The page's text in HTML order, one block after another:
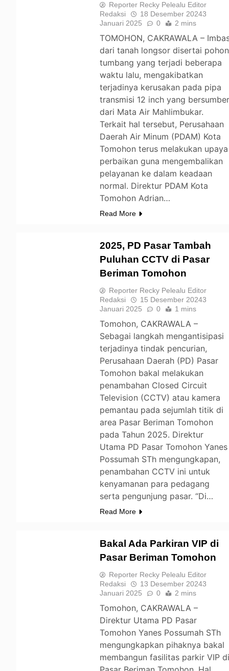
Reporter Recky Pelealu Editor
Redaksi
18 Desember 20243
Januari 2025
0 2 mins
TOMOHON, CAKRAWALA –
dari tanah longsor disertai pohon
tumbang yang terjadi beberapa
waktu lalu, mengakibatkan
terjadinya kerusakan pada pipa
transmisi 12 inch yang
dari Mata Air Mahlimbukar.
Terkait hal tersebut, Perusahaan
Daerah Air Minum (PDAM) Kota
Tomohon terus melakukan upaya
perbaikan guna mengembalikan
pelayanan ke dalam keadaan
normal. Direktur PDAM Kota
Tomohon Adrian…
Read More
2025, PD Pasar Tambah
Puluhan CCTV di Pasar
Beriman Tomohon
Reporter Recky Pelealu Editor
Redaksi
15 Desember 20243
Januari 2025
0 1 mins
Tomohon, CAKRAWALA –
Sebagai langkah mengantisipasi
terjadinya tindak pencurian,
Perusahaan Daerah (PD) Pasar
Tomohon bakal melakukan
penambahan Closed Circuit
Television (CCTV) atau kamera
pemantau pada sejumlah titik di
area Pasar Beriman Tomohon
pada Tahun 2025. Direktur
Utama PD Pasar Tomohon Yanes
Possumah STh mengungkapan,
penambahan CCTV ini untuk
kenyamanan para pedagang
serta pengunjung pasar. “Di…
Read More
Bakal Ada Parkiran VIP di
Pasar Beriman Tomohon
Reporter Recky Pelealu Editor
Redaksi
13 Desember 20243
Januari 2025
0 2 mins
Tomohon, CAKRAWALA –
Direktur Utama PD Pasar
Tomohon Yanes Possumah STh
mengungkapkan pihaknya bakal
membangun fasilitas parkir VIP